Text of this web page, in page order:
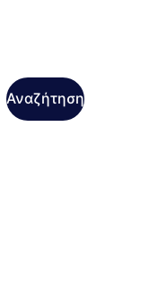
Αναζήτηση